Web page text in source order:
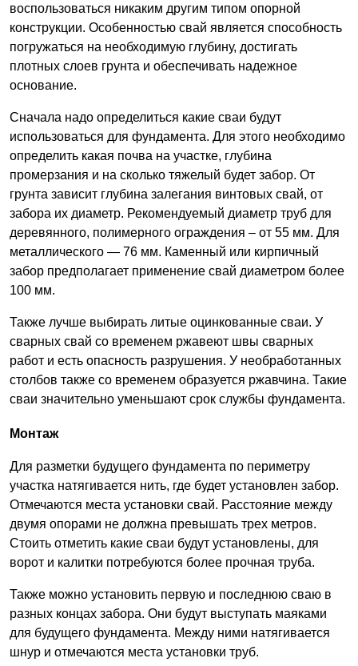
воспользоваться никаким другим типом опорной
конструкции. Особенностью свай является способность
погружаться на необходимую глубину, достигать
плотных слоев грунта и обеспечивать надежное
основание.
Сначала надо определиться какие сваи будут
использоваться для фундамента. Для этого необходимо
определить какая почва на участке, глубина
промерзания и на сколько тяжелый будет забор. От
грунта зависит глубина залегания винтовых свай, от
забора их диаметр. Рекомендуемый диаметр труб для
деревянного, полимерного ограждения – от 55 мм. Для
металлического — 76 мм. Каменный или кирпичный
забор предполагает применение свай диаметром более
100 мм.
Также лучше выбирать литые оцинкованные сваи. У
сварных свай со временем ржавеют швы сварных
работ и есть опасность разрушения. У необработанных
столбов также со временем образуется ржавчина. Такие
сваи значительно уменьшают срок службы фундамента.
Монтаж
Для разметки будущего фундамента по периметру
участка натягивается нить, где будет установлен забор.
Отмечаются места установки свай. Расстояние между
двумя опорами не должна превышать трех метров.
Стоить отметить какие сваи будут установлены, для
ворот и калитки потребуются более прочная труба.
Также можно установить первую и последнюю сваю в
разных концах забора. Они будут выступать маяками
для будущего фундамента. Между ними натягивается
шнур и отмечаются места установки труб.